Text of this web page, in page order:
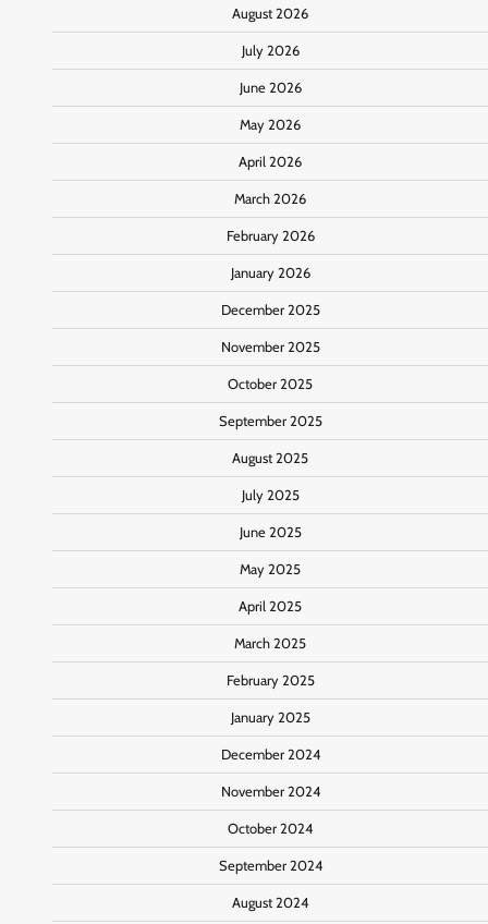
August 2026
July 2026
June 2026
May 2026
April 2026
March 2026
February 2026
January 2026
December 2025
November 2025
October 2025
September 2025
August 2025
July 2025
June 2025
May 2025
April 2025
March 2025
February 2025
January 2025
December 2024
November 2024
October 2024
September 2024
August 2024